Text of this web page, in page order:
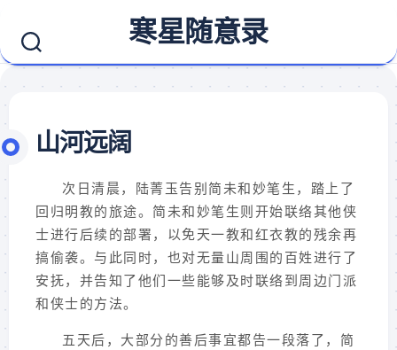
content
寒星随意录
山河远阔
次日清晨，陆菁玉告别简未和妙笔生，踏上了
回归明教的旅途。简未和妙笔生则开始联络其他侠
士进行后续的部署，以免天一教和红衣教的残余再
搞偷袭。与此同时，也对无量山周围的百姓进行了
安抚，并告知了他们一些能够及时联络到周边门派
和侠士的方法。
五天后，大部分的善后事宜都告一段落了，简